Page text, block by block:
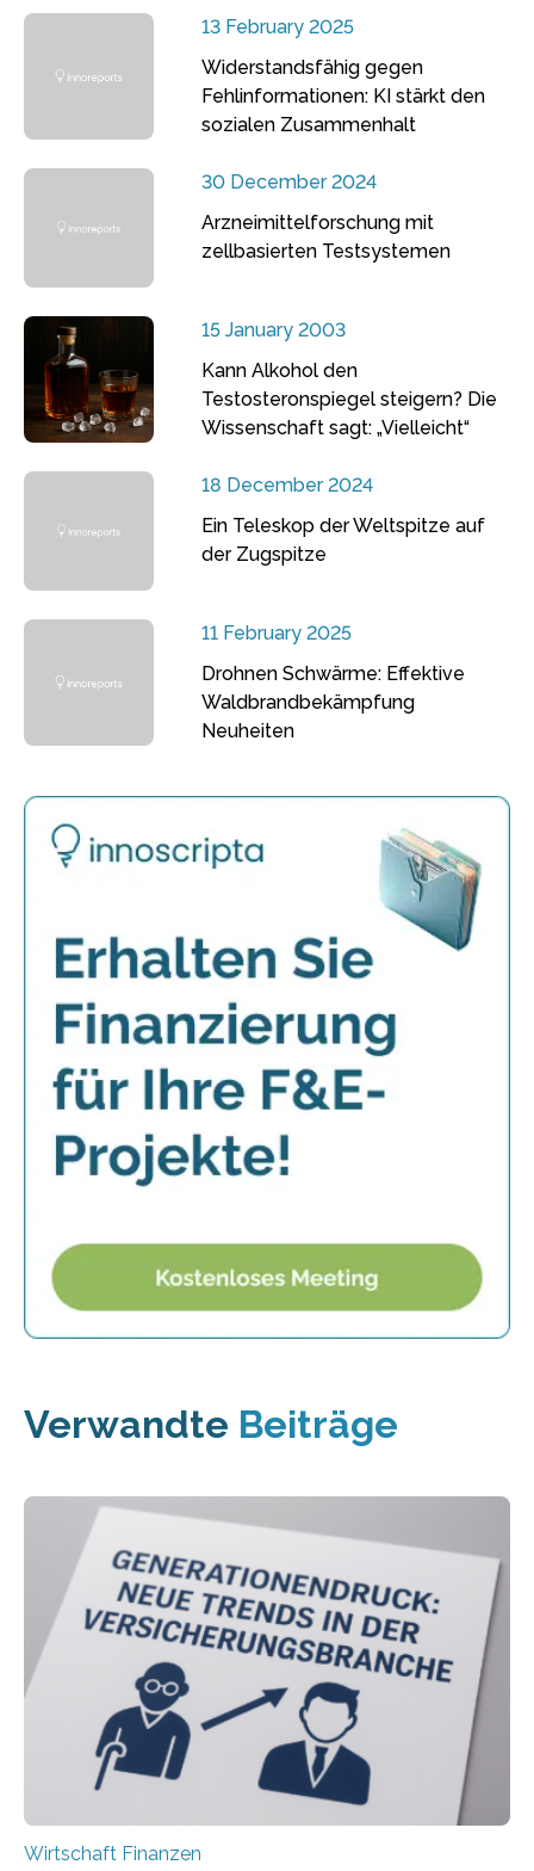
13 February 2025
Widerstandsfähig gegen
Fehlinformationen: KI stärkt den
sozialen Zusammenhalt
30 December 2024
Arzneimittelforschung mit
zellbasierten Testsystemen
15 January 2003
Kann Alkohol den
Testosteronspiegel steigern? Die
Wissenschaft sagt: „Vielleicht“
18 December 2024
Ein Teleskop der Weltspitze auf
der Zugspitze
11 February 2025
Drohnen Schwärme: Effektive
Waldbrandbekämpfung
Neuheiten
Verwandte Beiträge
Wirtschaft Finanzen